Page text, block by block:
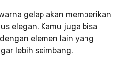
gelap akan memberikan
elegan. Kamu juga bisa
elemen lain yang
lebih seimbang.